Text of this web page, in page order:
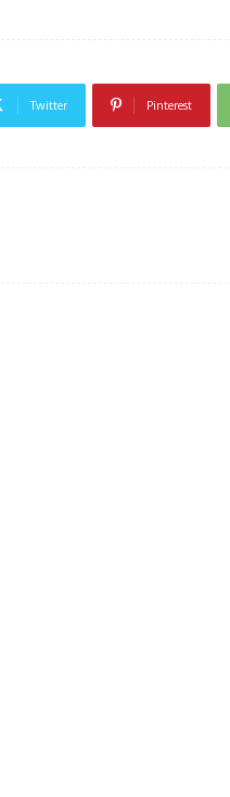
Twitter Pinterest